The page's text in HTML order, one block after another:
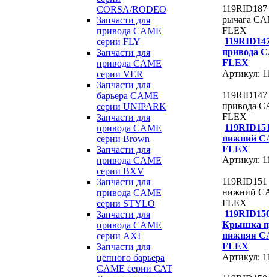
CORSA/RODEO
Запчасти для
привода CAME
серии FLY
Запчасти для
привода CAME
серии VER
Запчасти для
барьера CAME
серии UNIPARK
Запчасти для
привода CAME
серии Brown
Запчасти для
привода CAME
серии BXV
Запчасти для
привода CAME
серии STYLO
Запчасти для
привода CAME
серии AXI
Запчасти для
цепного барьера
CAME серии САТ
рычага
FLEX
привода
FLEX
Артикул:
привода
FLEX
нижний
FLEX
Артикул:
нижний
FLEX
Крышка
нижняя
FLEX
Артикул: